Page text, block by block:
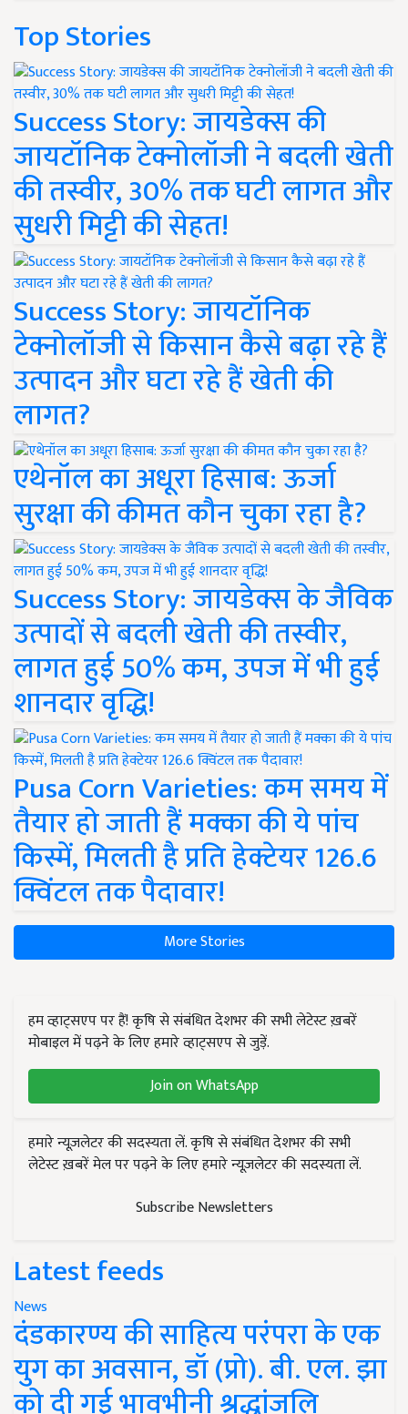
Top Stories
Success Story: जायडेक्स की
जायटॉनिक टेक्नोलॉजी ने बदली खेती
की तस्वीर, 30% तक घटी लागत और
सुधरी मिट्टी की सेहत!
Success Story: जायटॉनिक
टेक्नोलॉजी से किसान कैसे बढ़ा रहे हैं
उत्पादन और घटा रहे हैं खेती की
लागत?
एथेनॉल का अधूरा हिसाब: ऊर्जा
सुरक्षा की कीमत कौन चुका रहा है?
Success Story: जायडेक्स के जैविक
उत्पादों से बदली खेती की तस्वीर,
लागत हुई 50% कम, उपज में भी हुई
शानदार वृद्धि!
Pusa Corn Varieties: कम समय में
तैयार हो जाती हैं मक्का की ये पांच
किस्में, मिलती है प्रति हेक्टेयर 126.6
क्विंटल तक पैदावार!
More Stories
हम व्हाट्सएप पर हैं! कृषि से संबंधित देशभर की सभी लेटेस्ट ख़बरें
मोबाइल में पढ़ने के लिए हमारे व्हाट्सएप से जुड़ें.
Join on WhatsApp
हमारे न्यूज़लेटर की सदस्यता लें. कृषि से संबंधित देशभर की सभी
लेटेस्ट ख़बरें मेल पर पढ़ने के लिए हमारे न्यूज़लेटर की सदस्यता लें.
Subscribe Newsletters
Latest feeds
News
दंडकारण्य की साहित्य परंपरा के एक
युग का अवसान, डॉ (प्रो). बी. एल. झा
को दी गई भावभीनी श्रद्धांजलि